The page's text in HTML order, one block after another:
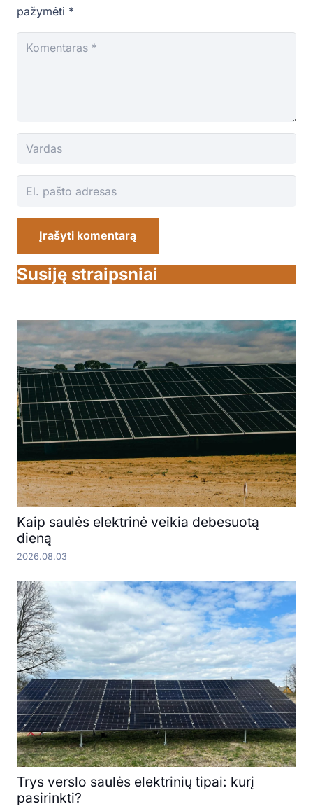
pažymėti *
Įrašyti komentarą
Susiję straipsniai
Kaip saulės elektrinė veikia debesuotą
dieną
2026.08.03
Trys verslo saulės elektrinių tipai: kurį
pasirinkti?